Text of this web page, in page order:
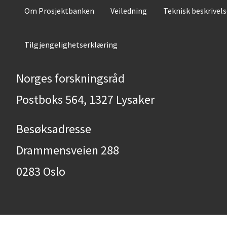
Om Prosjektbanken Veiledning Teknisk
Tilgjengelighetserklæring
Norges forskningsråd
Postboks 564, 1327 Lysaker
Besøksadresse
Drammensveien 288
0283 Oslo